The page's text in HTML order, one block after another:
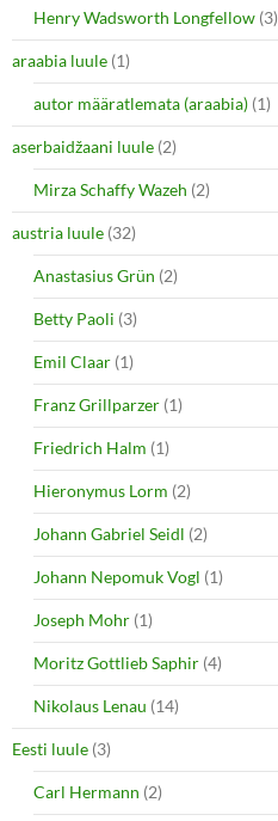
O
p
e
n
n
n
w
w
i
n
d
o
)
(
O
p
e
n
i
n
n
e
w
w
i
n
d
w
)
Henry Wadsworth Longfellow (3)
araabia luule (1)
autor määratlemata (araabia) (1)
aserbaidžaani luule (2)
Mirza Schaffy Wazeh (2)
austria luule (32)
Anastasius Grün (2)
Betty Paoli (3)
Emil Claar (1)
Franz Grillparzer (1)
Friedrich Halm (1)
Hieronymus Lorm (2)
Johann Gabriel Seidl (2)
Johann Nepomuk Vogl (1)
Joseph Mohr (1)
Moritz Gottlieb Saphir (4)
Nikolaus Lenau (14)
Eesti luule (3)
Carl Hermann (2)